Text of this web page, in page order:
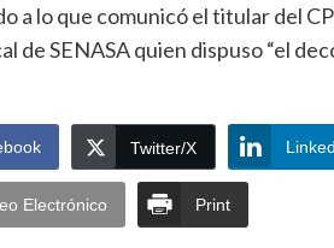
a lo que comunicó el titular del
de SENASA quien dispuso “el
Twitter/X
Electrónico Print